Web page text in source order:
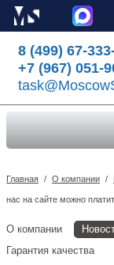
8 (499) 67-
+7 (967) 051-
Главная / О компании /
нас на сайте можно
О компании
Гарантия качества